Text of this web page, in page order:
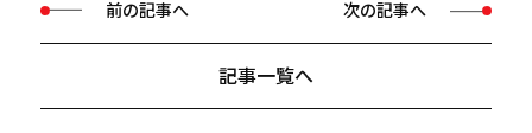
前の記事へ
記事一覧へ
次の記事へ